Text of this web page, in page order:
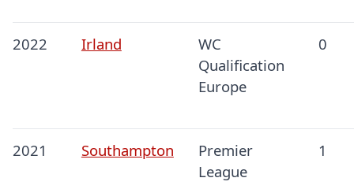
2022 Irland
WC
Qualification
Europe
0
2021 Southampton
Premier
League
1